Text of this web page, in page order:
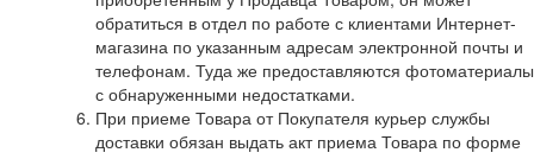
обратиться в отдел по работе с клиентами Интернет-
магазина по указанным адресам электронной почты и
телефонам. Туда же предоставляются фотоматериалы
с обнаруженными недостатками.
При приеме Товара от Покупателя курьер службы
доставки обязан выдать акт приема Товара по форме